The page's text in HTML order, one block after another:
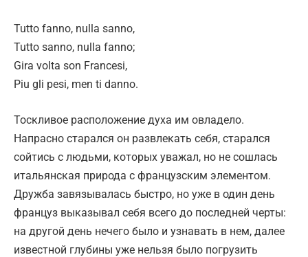
Tutto fanno, nulla sanno,
Tutto sanno, nulla fanno;
Gira volta son Francesi,
Piu gli pesi, men ti danno.
Тоскливое расположение духа им овладело.
Напрасно старался он развлекать себя, старался
сойтись с людьми, которых уважал, но не сошлась
итальянская природа с французским элементом.
Дружба завязывалась быстро, но уже в один день
француз выказывал себя всего до последней черты:
на другой день нечего было и узнавать в нем, далее
известной глубины уже нельзя было погрузить